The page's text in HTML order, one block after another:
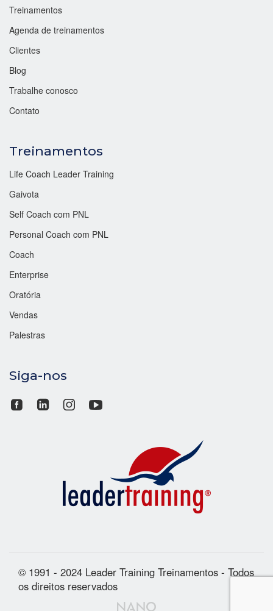
Treinamentos
Agenda de treinamentos
Clientes
Blog
Trabalhe conosco
Contato
Treinamentos
Life Coach Leader Training
Gaivota
Self Coach com PNL
Personal Coach com PNL
Coach
Enterprise
Oratória
Vendas
Palestras
Siga-nos
© 1991 - 2024 Leader Training Treinamentos - Todos
os direitos reservados